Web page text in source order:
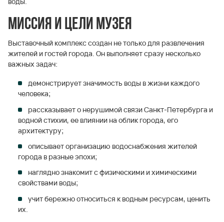
Миссия и цели музея
Выставочный комплекс создан не только для развлечения
жителей и гостей города. Он выполняет сразу несколько
важных задач:
демонстрирует значимость воды в жизни каждого
человека;
рассказывает о нерушимой связи Санкт-Петербурга и
водной стихии, ее влиянии на облик города, его
архитектуру;
описывает организацию водоснабжения жителей
города в разные эпохи;
наглядно знакомит с физическими и химическими
свойствами воды;
учит бережно относиться к водным ресурсам, ценить
их.